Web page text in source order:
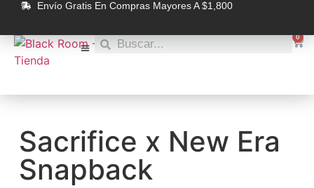
Envío Gratis En Compras Mayores A $1,800
0
Sacrifice x New Era
Snapback